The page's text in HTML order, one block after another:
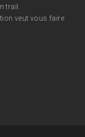
trail.
veut vous faire